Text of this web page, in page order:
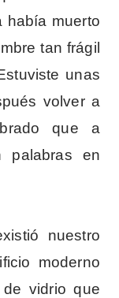
había muerto
tan frágil
unas
volver a
que a
palabras en
nuestro
moderno
vidrio que